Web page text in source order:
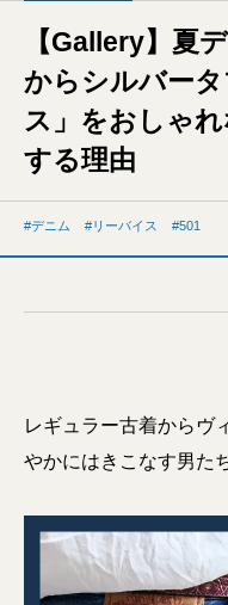
【Gallery】夏
からシルバー
ス」をおしゃ
する理由
デニム リーバイス 501
レギュラー古着からヴ
やかにはきこなす男た